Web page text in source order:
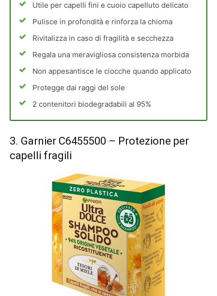
Utile per capelli fini e cuoio capelluto delicato
Pulisce in profondità e rinforza la chioma
Rivitalizza in caso di fragilità e secchezza
Regala una meravigliosa consistenza morbida
Non appesantisce le ciocche quando applicato
Protegge dai raggi del sole
2 contenitori biodegradabili al 95%
3. Garnier C6455500 – Protezione per
capelli fragili